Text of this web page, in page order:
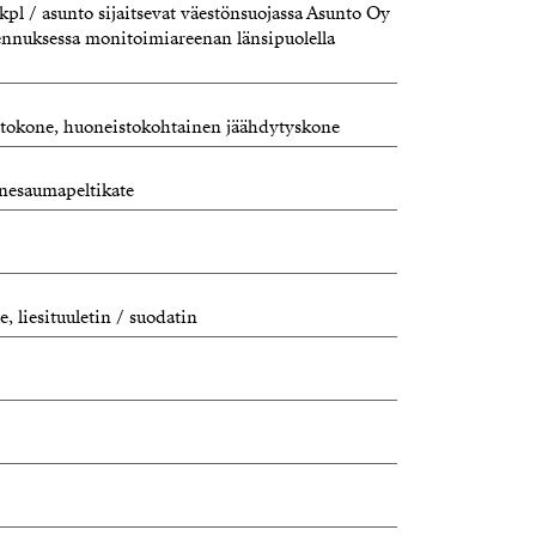
/ asunto sijaitsevat väestönsuojassa Asunto Oy
monitoimiareenan länsipuolella
huoneistokohtainen jäähdytyskone
liesituuletin / suodatin